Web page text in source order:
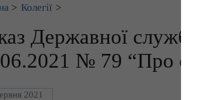
> Колегії >
Державної служби
№ 79 “Про
2021